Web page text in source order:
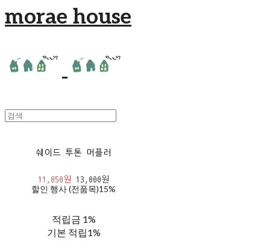
morae house
쉐이드 투톤 머플러
11,050원 13,000원
할인 행사 (전품목)15%
적립금 1%
기본 적립1%